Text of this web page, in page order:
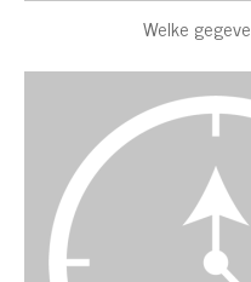
Welke